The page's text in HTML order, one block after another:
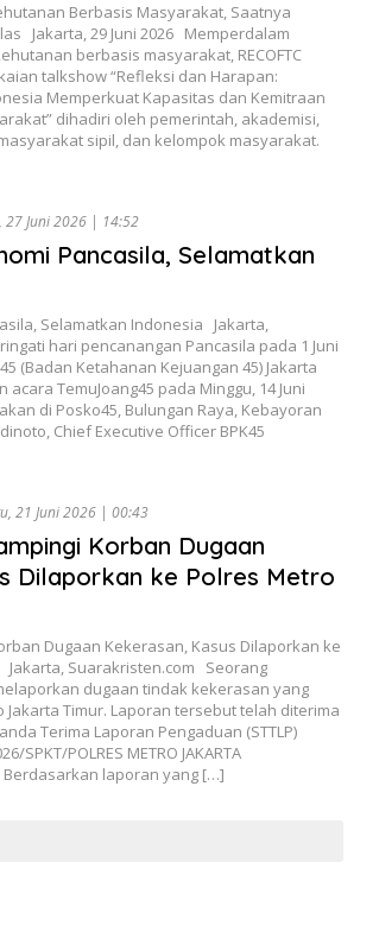
Berbasis Masyarakat, Saatnya
Jakarta, 29 Juni 2026 Memperdalam
berbasis masyarakat, RECOFTC
talkshow “Refleksi dan Harapan:
Memperkuat Kapasitas dan Kemitraan
dihadiri oleh pemerintah, akademisi,
sipil, dan kelompok masyarakat.
27 Juni 2026 | 14:52
Pancasila, Selamatkan
Selamatkan Indonesia Jakarta,
hari pencanangan Pancasila pada 1 Juni
(Badan Ketahanan Kejuangan 45) Jakarta
TemuJoang45 pada Minggu, 14 Juni
di Posko45, Bulungan Raya, Kebayoran
Chief Executive Officer BPK45
21 Juni 2026 | 00:43
Korban Dugaan
Dilaporkan ke Polres Metro
Dugaan Kekerasan, Kasus Dilaporkan ke
Jakarta, Suarakristen.com Seorang
dugaan tindak kekerasan yang
Timur. Laporan tersebut telah diterima
Terima Laporan Pengaduan (STTLP)
SPKT/POLRES METRO JAKARTA
Berdasarkan laporan yang […]